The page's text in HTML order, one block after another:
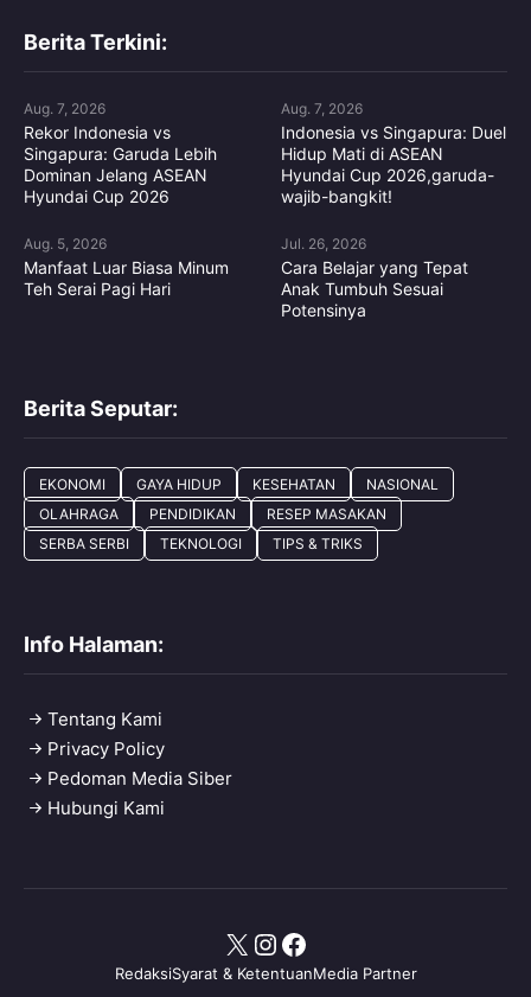
Berita Terkini:
Aug. 7, 2026
Rekor Indonesia vs
Singapura: Garuda Lebih
Dominan Jelang ASEAN
Hyundai Cup 2026
Aug. 7, 2026
Indonesia vs Singapura: Duel
Hidup Mati di ASEAN
Hyundai Cup 2026,garuda-
wajib-bangkit!
Aug. 5, 2026
Manfaat Luar Biasa Minum
Teh Serai Pagi Hari
Jul. 26, 2026
Cara Belajar yang Tepat
Anak Tumbuh Sesuai
Potensinya
Berita Seputar:
EKONOMI GAYA HIDUP KESEHATAN
NASIONAL
OLAHRAGA
PENDIDIKAN
RESEP MASAKAN
SERBA SERBI
TEKNOLOGI TIPS & TRIKS
Info Halaman:
Tentang Kami
Privacy Policy
Pedoman Media Siber
Hubungi Kami
RedaksiSyarat & KetentuanMedia Partner
X Instagram
Facebook